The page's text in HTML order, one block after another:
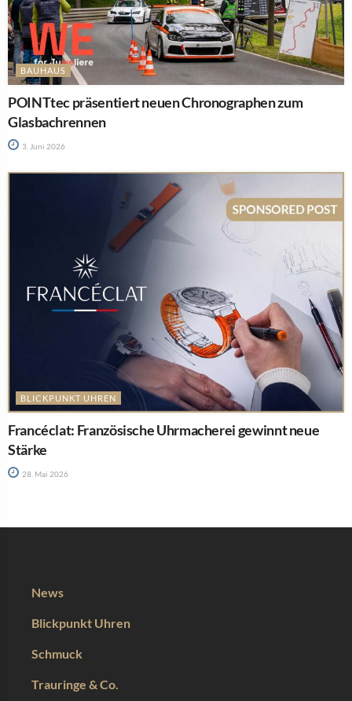
BAUHAUS
POINTtec präsentiert neuen Chronographen zum
Glasbachrennen
3. Juni 2026
BLICKPUNKT UHREN
Francéclat: Französische Uhrmacherei gewinnt neue
Stärke
28. Mai 2026
News
Blickpunkt Uhren
Schmuck
Trauringe & Co.